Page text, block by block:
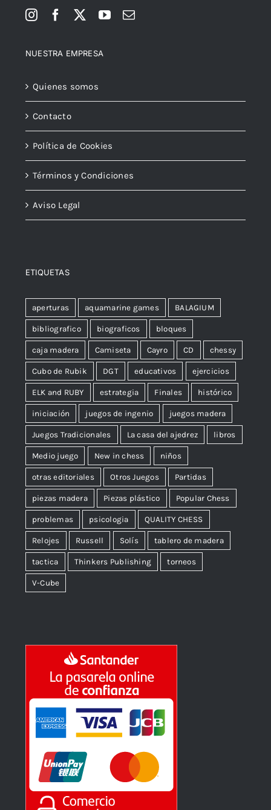
NUESTRA EMPRESA
Quienes somos
Contacto
Política de Cookies
Términos y Condiciones
Aviso Legal
ETIQUETAS
aperturas aquamarine games BALAGIUM
bibliografico biograficos bloques
caja madera Camiseta Cayro CD chessy
Cubo de Rubik DGT educativos ejercicios
ELK and RUBY estrategia Finales histórico
iniciación juegos de ingenio juegos madera
Juegos Tradicionales La casa del ajedrez libros
Medio juego New in chess niños
otras editoriales Otros Juegos Partidas
piezas madera Piezas plástico Popular Chess
problemas psicologia QUALITY CHESS
Relojes Russell Solís tablero de madera
tactica Thinkers Publishing torneos
V-Cube